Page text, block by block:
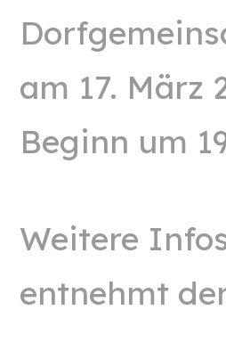
am 17. März
Beginn um
Weitere
entnehmt